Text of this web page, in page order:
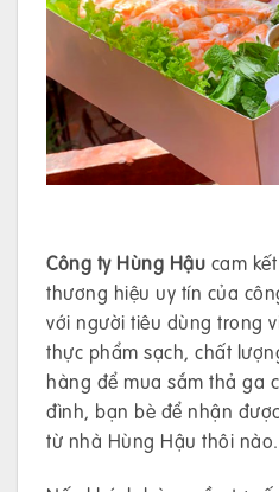
Công ty Hùng Hậu cam
thương hiệu uy tín của
với người tiêu dùng trong
thực phẩm sạch, chất
hàng để mua sắm thả ga
đình, bạn bè để nhận
từ nhà Hùng Hậu thôi nào.